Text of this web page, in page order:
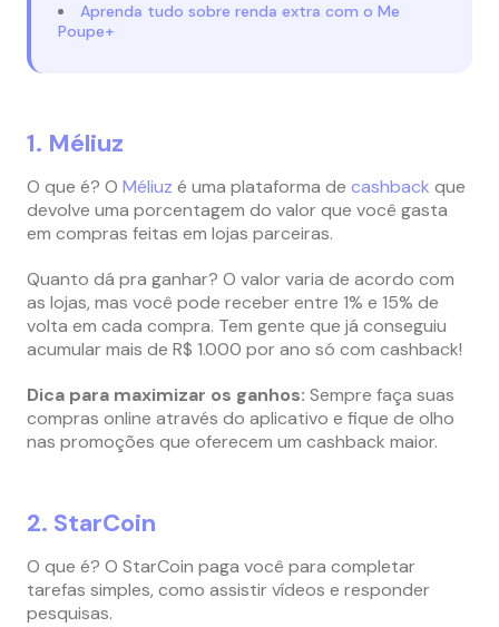
Aprenda tudo sobre renda extra com o Me
Poupe+
1. Méliuz
O que é? O Méliuz é uma plataforma de cashback que
devolve uma porcentagem do valor que você gasta
em compras feitas em lojas parceiras.
Quanto dá pra ganhar? O valor varia de acordo com
as lojas, mas você pode receber entre 1% e 15% de
volta em cada compra. Tem gente que já conseguiu
acumular mais de R$ 1.000 por ano só com cashback!
Dica para maximizar os ganhos: Sempre faça suas
compras online através do aplicativo e fique de olho
nas promoções que oferecem um cashback maior.
2. StarCoin
O que é? O StarCoin paga você para completar
tarefas simples, como assistir vídeos e responder
pesquisas.